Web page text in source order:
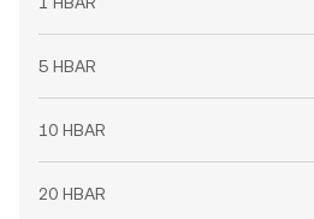
5 HBAR
10 HBAR
20 HBAR